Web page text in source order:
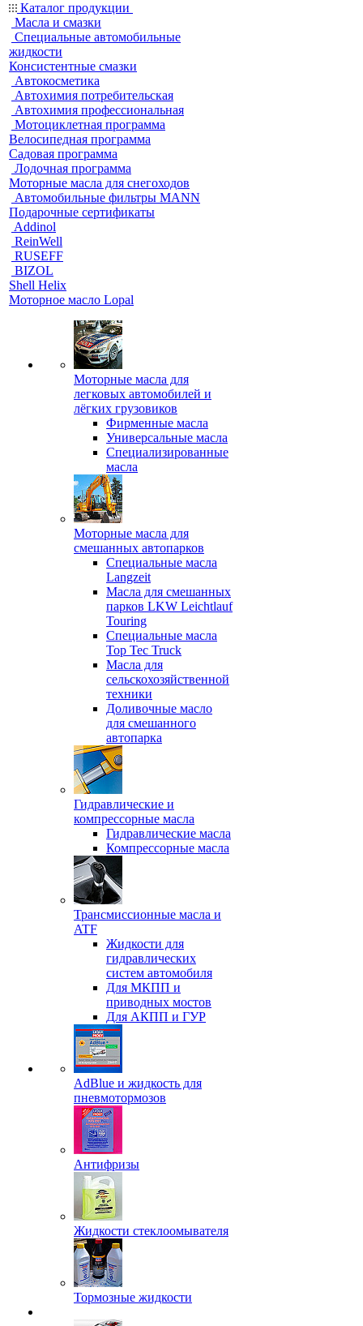
Каталог продукции
Масла и смазки
Специальные автомобильные
жидкости
Консистентные смазки
Автокосметика
Автохимия потребительская
Автохимия профессиональная
Мотоциклетная программа
Велосипедная программа
Садовая программа
Лодочная программа
Моторные масла для снегоходов
Автомобильные фильтры MANN
Подарочные сертификаты
Addinol
ReinWell
RUSEFF
BIZOL
Shell Helix
Моторное масло Lopal
Моторные масла для
легковых автомобилей и
лёгких грузовиков
Фирменные масла
Универсальные масла
Специализированные
масла
Моторные масла для
смешанных автопарков
Специальные масла
Langzeit
Масла для смешанных
парков LKW Leichtlauf
Touring
Специальные масла
Top Tec Truck
Масла для
сельскохозяйственной
техники
Доливочные масло
для смешанного
автопарка
Гидравлические и
компрессорные масла
Гидравлические масла
Компрессорные масла
Трансмиссионные масла и
ATF
Жидкости для
гидравлических
систем автомобиля
Для МКПП и
приводных мостов
Для АКПП и ГУР
AdBlue и жидкость для
пневмотормозов
Антифризы
Жидкости стеклоомывателя
Тормозные жидкости